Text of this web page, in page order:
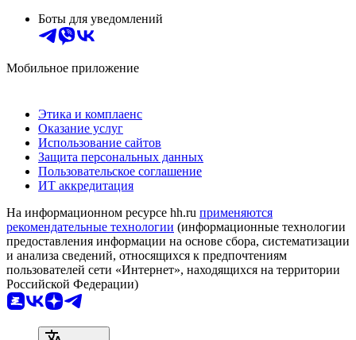
Боты для уведомлений
Мобильное приложение
Этика и комплаенс
Оказание услуг
Использование сайтов
Защита персональных данных
Пользовательское соглашение
ИТ аккредитация
На информационном ресурсе hh.ru применяются
рекомендательные технологии (информационные технологии
предоставления информации на основе сбора, систематизации
и анализа сведений, относящихся к предпочтениям
пользователей сети «Интернет», находящихся на территории
Российской Федерации)